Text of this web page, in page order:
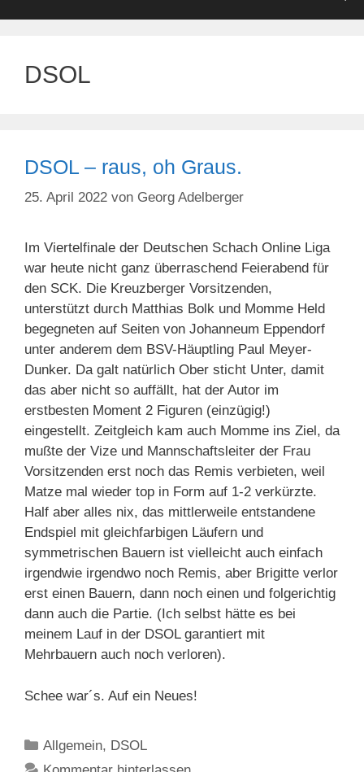
DSOL
DSOL – raus, oh Graus.
25. April 2022 von Georg Adelberger
Im Viertelfinale der Deutschen Schach Online Liga
war heute nicht ganz überraschend Feierabend für
den SCK. Die Kreuzberger Vorsitzenden,
unterstützt durch Matthias Bolk und Momme Held
begegneten auf Seiten von Johanneum Eppendorf
unter anderem dem BSV-Häuptling Paul Meyer-
Dunker. Da galt natürlich Ober sticht Unter, damit
das aber nicht so auffällt, hat der Autor im
erstbesten Moment 2 Figuren (einzügig!)
eingestellt. Zeitgleich kam auch Momme ins Ziel, da
mußte der Vize und Mannschaftsleiter der Frau
Vorsitzenden erst noch das Remis verbieten, weil
Matze mal wieder top in Form auf 1-2 verkürzte.
Half aber alles nix, das mittlerweile entstandene
Endspiel mit gleichfarbigen Läufern und
symmetrischen Bauern ist vielleicht auch einfach
irgendwie irgendwo noch Remis, aber Brigitte verlor
erst einen Bauern, dann noch einen und folgerichtig
dann auch die Partie. (Ich selbst hätte es bei
meinem Lauf in der DSOL garantiert mit
Mehrbauern auch noch verloren).
Schee war´s. Auf ein Neues!
Kategorien
Allgemein, DSOL